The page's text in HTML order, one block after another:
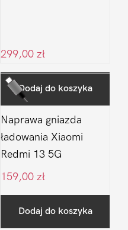
299,00 zł
Dodaj do koszyka
Naprawa gniazda
ładowania Xiaomi
Redmi 13 5G
159,00 zł
Dodaj do koszyka